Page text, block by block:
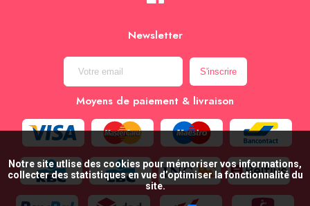
Newsletter
Moyens de paiement & livraison
Notre site utlise des cookies pour mémoriser vos informations,
collecter des statistiques en vue d’optimiser la fonctionnalité du
site.